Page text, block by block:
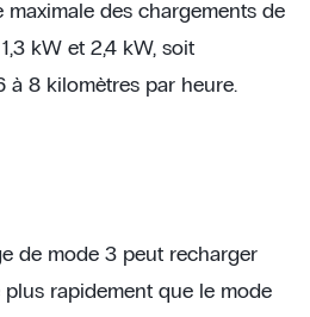
maximale des chargements de
kW et 2,4 kW, soit
à 8 kilomètres par heure.
de mode 3 peut recharger
rapidement que le mode